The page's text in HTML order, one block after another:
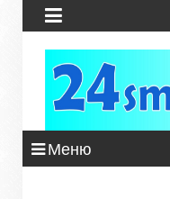

Меню